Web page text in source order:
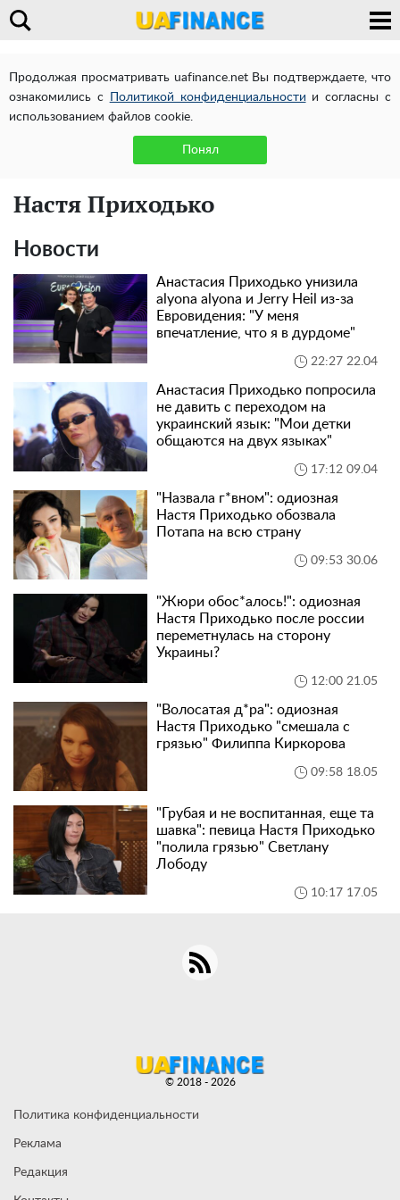
Продолжая просматривать uafinance.net Вы подтверждаете, что
ознакомились с
Политикой конфиденциальности и согласны с
использованием файлов cookie.
Понял
Настя Приходько
Новости
Анастасия Приходько унизила
alyona alyona и Jerry Heil из-за
Евровидения: "У меня
впечатление, что я в дурдоме"
22:27 22.04
Анастасия Приходько попросила
не давить с переходом на
украинский язык: "Мои детки
общаются на двух языках"
17:12 09.04
"Назвала г*вном": одиозная
Настя Приходько обозвала
Потапа на всю страну
09:53 30.06
"Жюри обос*алось!": одиозная
Настя Приходько после россии
переметнулась на сторону
Украины?
12:00 21.05
"Волосатая д*ра": одиозная
Настя Приходько "смешала с
грязью" Филиппа Киркорова
09:58 18.05
"Грубая и не воспитанная, еще та
шавка": певица Настя Приходько
"полила грязью" Светлану
Лободу
10:17 17.05
Политика конфиденциальности
Реклама
Редакция
© 2018 - 2026